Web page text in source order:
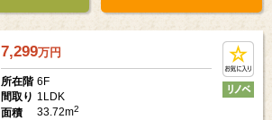
7,299万円
所在階 6F
間取り 1LDK
面積
33.72m2